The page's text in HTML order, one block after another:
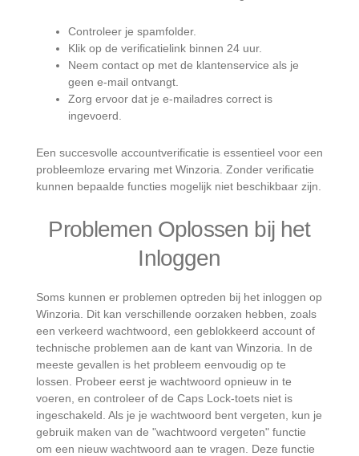
Controleer je spamfolder.
Klik op de verificatielink binnen 24 uur.
Neem contact op met de klantenservice als je
geen e-mail ontvangt.
Zorg ervoor dat je e-mailadres correct is
ingevoerd.
Een succesvolle accountverificatie is essentieel voor een
probleemloze ervaring met Winzoria. Zonder verificatie
kunnen bepaalde functies mogelijk niet beschikbaar zijn.
Problemen Oplossen bij het
Inloggen
Soms kunnen er problemen optreden bij het inloggen op
Winzoria. Dit kan verschillende oorzaken hebben, zoals
een verkeerd wachtwoord, een geblokkeerd account of
technische problemen aan de kant van Winzoria. In de
meeste gevallen is het probleem eenvoudig op te
lossen. Probeer eerst je wachtwoord opnieuw in te
voeren, en controleer of de Caps Lock-toets niet is
ingeschakeld. Als je je wachtwoord bent vergeten, kun je
gebruik maken van de "wachtwoord vergeten" functie
om een nieuw wachtwoord aan te vragen. Deze functie